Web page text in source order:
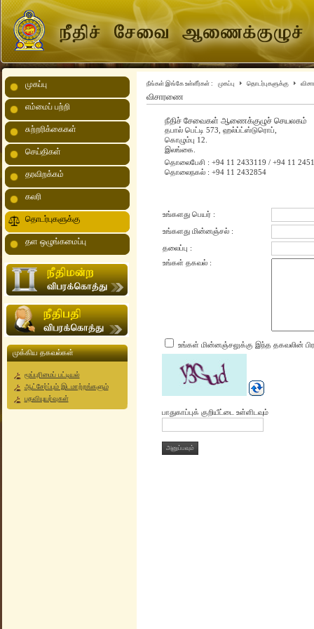
நீங்கள் இங்கே உள்ளீர்கள் : முகப்பு தொடர்புகளுக்கு
விசாரணை
நீதிச் சேவைகள் ஆணைக்குழுச் செயலகம்
தபால் பெட்டி 573, ஹல்ப்ட்ஸ்டுரொப்,
கொழும்பு 12.
இலங்கை.
தொலைபேசி : +94 11 2433119 / +94 11
தொலைநகல் : +94 11 2432854
உங்களது பெயர் :
உங்களது மின்னஞ்சல் :
தலைப்பு :
உங்கள் தகவல் :
உங்கள் மின்னஞ்சலுக்கு இந்த தகவலின்
பாதுகாப்புக் குறியீட்டை உள்ளிடவும்
அனுப்பவும்
முகப்பு
எம்மைப் பற்றி
சுற்றரிக்கைகள்
செய்திகள்
தரவிறக்கம்
கலரி
தொடர்புகளுக்கு
தள ஒழுங்கமைப்பு
முக்கிய தகவல்கள்
மூப்புரிமைப் பட்டியல்
ஆட்சேர்ப்பும் இடமாற்றங்களும்
பதவியுயர்வுகள்